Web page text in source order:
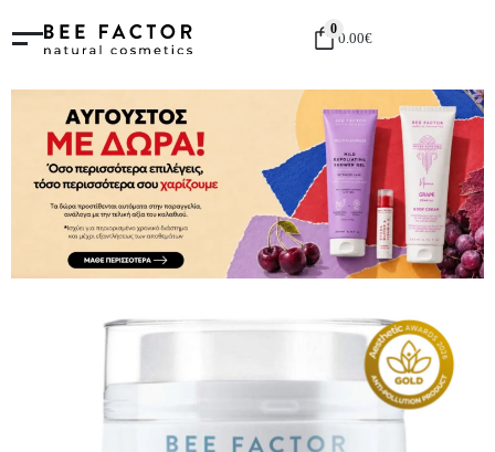
0
0.00€